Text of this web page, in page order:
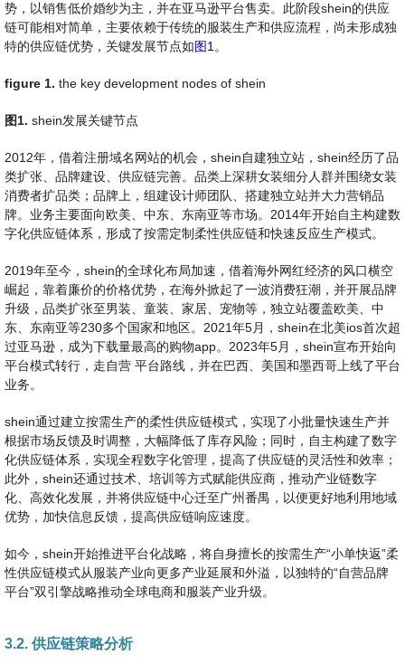
势，以销售低价婚纱为主，并在亚马逊平台售卖。此阶段shein的供应
链可能相对简单，主要依赖于传统的服装生产和供应流程，尚未形成独
特的供应链优势，关键发展节点如图1 。
figure 1. the key development nodes of shein
图1. shein发展关键节点
2012年，借着注册域名网站的机会，shein自建独立站，shein经历了品
类扩张、品牌建设、供应链完善。品类上深耕女装细分人群并围绕女装
消费者扩品类；品牌上，组建设计师团队、搭建独立站并大力营销品
牌。业务主要面向欧美、中东、东南亚等市场。2014年开始自主构建数
字化供应链体系，形成了按需定制柔性供应链和快速反应生产模式。
2019年至今，shein的全球化布局加速，借着海外网红经济的风口横空
崛起，靠着廉价的价格优势，在海外掀起了一波消费狂潮，并开展品牌
升级，品类扩张至男装、童装、家居、宠物等，独立站覆盖欧美、中
东、东南亚等230多个国家和地区。2021年5月，shein在北美ios首次超
过亚马逊，成为下载量最高的购物app。2023年5月，shein宣布开始向
平台模式转行，走自营 平台路线，并在巴西、美国和墨西哥上线了平台
业务。
shein通过建立按需生产的柔性供应链模式，实现了小批量快速生产并
根据市场反馈及时调整，大幅降低了库存风险；同时，自主构建了数字
化供应链体系，实现全程数字化管理，提高了供应链的灵活性和效率；
此外，shein还通过技术、培训等方式赋能供应商，推动产业链数字
化、高效化发展，并将供应链中心迁至广州番禺，以便更好地利用地域
优势，加快信息反馈，提高供应链响应速度。
如今，shein开始推进平台化战略，将自身擅长的按需生产“小单快返”柔
性供应链模式从服装产业向更多产业延展和外溢，以独特的“自营品牌
平台”双引擎战略推动全球电商和服装产业升级。
3.2. 供应链策略分析